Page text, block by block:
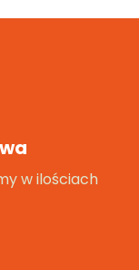
w ilościach